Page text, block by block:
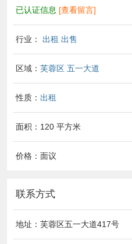
已认证信息 [查看留言]
行业： 出租 出售
区域： 芙蓉区 五一大道
性质： 出租
面积：120 平方米
价格：面议
联系方式
地址：芙蓉区五一大道417号